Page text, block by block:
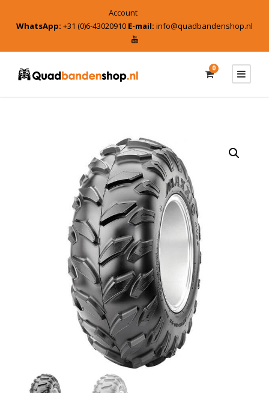
Account
WhatsApp: +31 (0)6-43020910 E-mail: info@quadbandenshop.nl
0